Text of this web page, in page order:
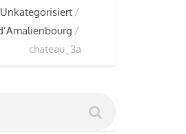
Unkategorisiert
chateau_3a